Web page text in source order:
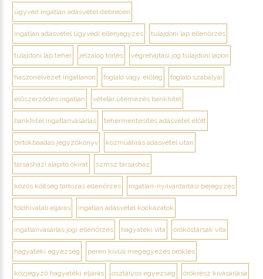
ügyvéd ingatlan adásvétel debrecen
ingatlan adásvétel ügyvédi ellenjegyzés tulajdoni lap ellenőrzés
tulajdoni lap teher jelzálog törlés végrehajtási jog tulajdoni lapon
haszonélvezet ingatlanon foglaló vagy előleg foglaló szabályai
előszerződés ingatlan vételár ütemezés bankhitel
bankhitel ingatlanvásárlás tehermentesítés adásvétel előtt
birtokbaadás jegyzőkönyv közműátírás adásvétel után
társasházi alapító okirat szmsz társasház
közös költség tartozás ellenőrzés ingatlan-nyilvántartási bejegyzés
földhivatali eljárás ingatlan adásvétel kockázatok
ingatlanvásárlás jogi ellenőrzés hagyatéki vita örököstársak vita
hagyatéki egyezség peren kívüli megegyezés öröklés
közjegyző hagyatéki eljárás osztályos egyezség örökrész kivásárlása